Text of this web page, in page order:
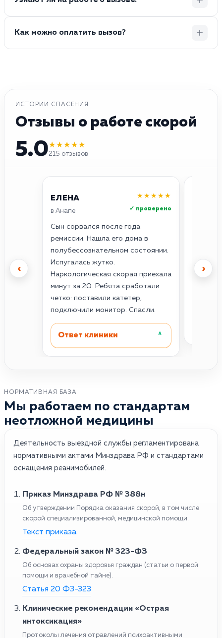
Как можно оплатить вызов?
ИСТОРИИ СПАСЕНИЯ
Отзывы о работе скорой
5.0★★★★★
215 отзывов
‹ ›
ЕЛЕНА
в Анапе
★★★★★
✓ проверено
Сын сорвался после года
ремиссии. Нашла его дома в
полубессознательном состоянии.
Испугалась жутко.
Наркологическая скорая приехала
минут за 20. Ребята сработали
четко: поставили катетер,
подключили монитор. Спасли.
Ответ клиники ˄
НОРМАТИВНАЯ БАЗА
Мы работаем по стандартам
неотложной медицины
Деятельность выездной службы регламентирована
нормативными актами Минздрава РФ и стандартами
оснащения реанимобилей.
Приказ Минздрава РФ № 388н
Об утверждении Порядка оказания скорой, в том числе
скорой специализированной, медицинской помощи.
Текст приказа
Федеральный закон № 323-ФЗ
Об основах охраны здоровья граждан (статьи о первой
помощи и врачебной тайне).
Статья 20 ФЗ-323
Клинические рекомендации «Острая
интоксикация»
Протоколы лечения отравлений психоактивными